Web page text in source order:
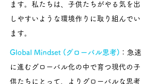
ます。私たちは、子供たちがやる気を出
しやすいような環境作りに取り組んでい
ます。
Global Mindset (グローバル思考) ：急速
に進むグローバル化の中で育つ現代の子
供たちにとって、よりグローバルな思考